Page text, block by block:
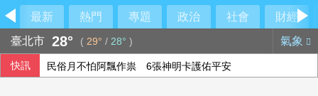
最新 熱門 專題 政治 社會
財經
臺北市 28° ( 29° / 28° ) 氣象
快訊 民俗月不怕阿飄作祟 6張神明卡護佑平安